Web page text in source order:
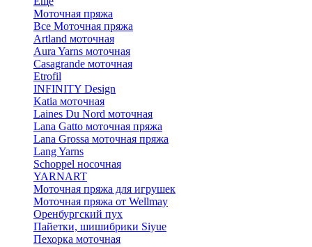
Моточная пряжа
Все Моточная пряжа
Artland моточная
Aura Yarns моточная
Casagrande моточная
Etrofil
INFINITY Design
Katia моточная
Laines Du Nord моточная
Lana Gatto моточная пряжа
Lana Grossa моточная пряжа
Lang Yarns
Schoppel носочная
YARNART
Моточная пряжа для игрушек
Моточная пряжа от Wellmay
Оренбургский пух
Пайетки, шишибрики Siyue
Пехорка моточная